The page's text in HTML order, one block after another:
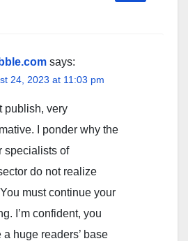
says:
24, 2023 at 11:03 pm
publish, very
I ponder why the
specialists of
do not realize
must continue your
I’m confident, you
a huge readers’ base